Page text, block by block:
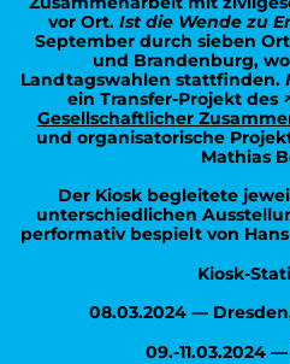
vor Ort. Ist die Wende zu
September durch sieben
und Brandenburg,
Landtagswahlen stattfinden.
ein Transfer-Projekt des
Gesellschaftlicher
und organisatorische
Mathias
Der Kiosk begleitete
unterschiedlichen
performativ bespielt von
Kiosk-
08.03.2024 —
09.-11.03.2024